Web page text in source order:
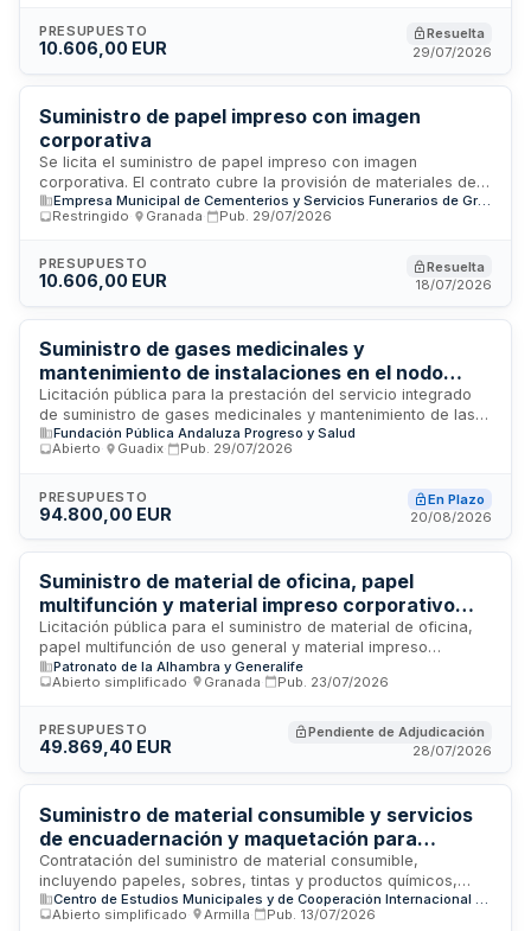
en toda la documentación oficial y comunicaciones de la
entidad.
PRESUPUESTO
10.606,00 EUR
Resuelta
29/07/2026
Suministro de papel impreso con imagen
corporativa
Se licita el suministro de papel impreso con imagen
corporativa. El contrato cubre la provisión de materiales de
papelería personalizados con los elementos visuales
identificativos de la organización convocante. Los servicios
de calidad, destinados al uso administrativo y de
comunicación de la entidad pública contratante.
Empresa Municipal de Cementerios y Servicios Funerarios de Granada SA (EMUCESA)
Restringido
Granada Pub. 29/07/2026
PRESUPUESTO
10.606,00 EUR
Resuelta
18/07/2026
Suministro de gases medicinales y
mantenimiento de instalaciones en el nodo
coordinador del biobanco del sistema sanitario
público de Andalucía
Licitación pública para la prestación del servicio integrado
de suministro de gases medicinales y mantenimiento de las
instalaciones técnicas del nodo coordinador del área de
investigación del biobanco perteneciente al sistema sanitario
Progreso y Salud requiere una empresa especializada en el
suministro continuo de gases para uso médico y laboratorio,
infraestructura de refrigeración, ventilación y sistemas
conexos. El servicio garantiza la operatividad y seguridad de
las instalaciones críticas dedicadas a la preservación y
gestión de muestras biológicas.
Fundación Pública Andaluza Progreso y Salud
Abierto
Guadix Pub. 29/07/2026
PRESUPUESTO
94.800,00 EUR
En Plazo
20/08/2026
Suministro de material de oficina, papel
multifunción y material impreso corporativo
para el Patronato de la Alhambra y Generalife
Licitación pública para el suministro de material de oficina,
papel multifunción de uso general y material impreso
corporativo destinado al Patronato de la Alhambra y
Generalife en Granada. El contrato comprende la provisión
multifunción y materiales impresos personalizados con
identidad corporativa del organismo. El importe total del
interesadas deben cumplir los requisitos de solvencia
técnica y económica establecidos en las bases de la
licitación.
Patronato de la Alhambra y Generalife
Abierto simplificado
Granada Pub. 23/07/2026
PRESUPUESTO
49.869,40 EUR
Pendiente de Adjudicación
28/07/2026
Suministro de material consumible y servicios
de encuadernación y maquetación para
publicaciones del Centro de Estudios
Municipales y de Cooperación Internacional
Contratación del suministro de material consumible,
incluyendo papeles, sobres, tintas y productos químicos,
junto con los servicios de encuadernación y maquetación
necesarios para la gestión documental y elaboración de
Centro de Estudios Municipales y de Cooperación Internacional (CEMCI)
Abierto simplificado
Armilla Pub. 13/07/2026